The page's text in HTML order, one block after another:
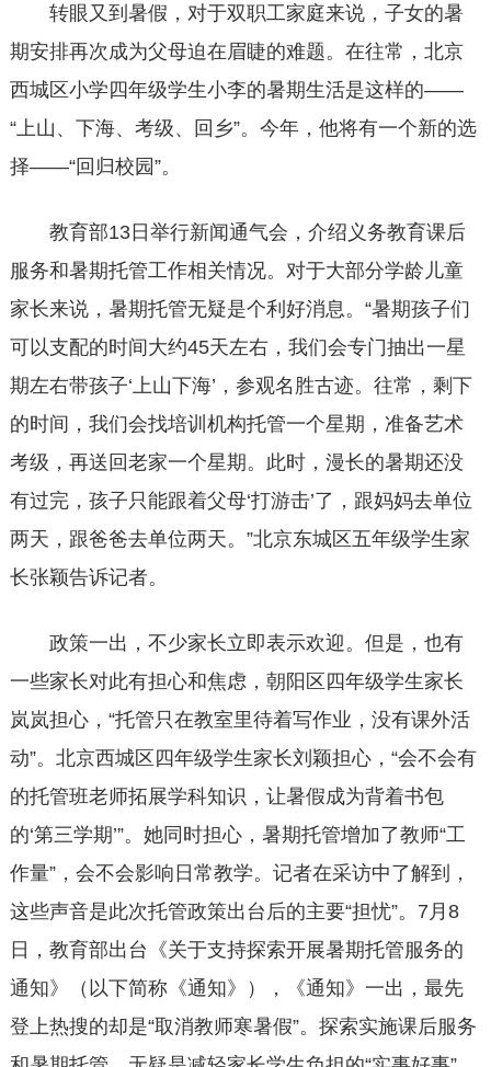
转眼又到暑假，对于双职工家庭来说，子女的暑
期安排再次成为父母迫在眉睫的难题。在往常，北京
西城区小学四年级学生小李的暑期生活是这样的——
“上山、下海、考级、回乡”。今年，他将有一个新的选
择——“回归校园”。
教育部13日举行新闻通气会，介绍义务教育课后
服务和暑期托管工作相关情况。对于大部分学龄儿童
家长来说，暑期托管无疑是个利好消息。“暑期孩子们
可以支配的时间大约45天左右，我们会专门抽出一星
期左右带孩子‘上山下海’，参观名胜古迹。往常，剩下
的时间，我们会找培训机构托管一个星期，准备艺术
考级，再送回老家一个星期。此时，漫长的暑期还没
有过完，孩子只能跟着父母‘打游击’了，跟妈妈去单位
两天，跟爸爸去单位两天。”北京东城区五年级学生家
长张颖告诉记者。
政策一出，不少家长立即表示欢迎。但是，也有
一些家长对此有担心和焦虑，朝阳区四年级学生家长
岚岚担心，“托管只在教室里待着写作业，没有课外活
动”。北京西城区四年级学生家长刘颖担心，“会不会有
的托管班老师拓展学科知识，让暑假成为背着书包
的‘第三学期’”。她同时担心，暑期托管增加了教师“工
作量”，会不会影响日常教学。记者在采访中了解到，
这些声音是此次托管政策出台后的主要“担忧”。7月8
日，教育部出台《关于支持探索开展暑期托管服务的
通知》（以下简称《通知》），《通知》一出，最先
登上热搜的却是“取消教师寒暑假”。探索实施课后服务